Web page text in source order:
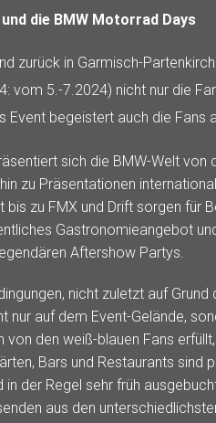
die BMW Motorrad Days
zurück in Garmisch-
vom 5.-7.2024) nicht nur die
Event begeistert auch die Fans
sich die BMW-Welt von
zu Präsentationen
zu FMX und Drift sorgen für
Gastronomieangebot
Aftershow Partys.
nicht zuletzt auf
nur auf dem Event-Gelände,
von den weiß-blauen Fans
Bars und Restaurants sind
in der Regel sehr früh
aus den